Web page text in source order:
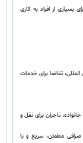
بسیاری از افراد به کاری
تقاضا برای خدمات
تاجران برای نقل و
صرافی مطمئن، سریع و با